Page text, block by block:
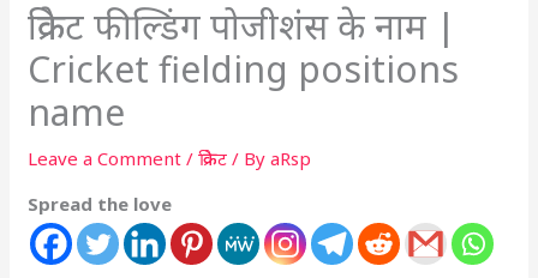
क्रिकेट फील्डिंग पोजीशंस के नाम |
Cricket fielding positions
name
Leave a Comment /क्रिकेट / ByaRsp
Spread the love